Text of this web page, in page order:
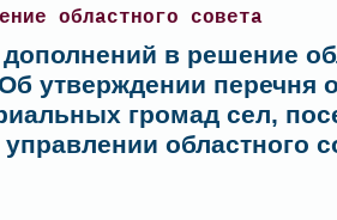
областного совета
в решение
утверждении перечня
громад сел,
областного